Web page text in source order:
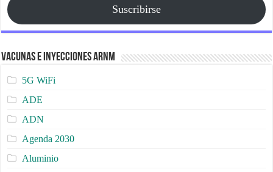
Suscribirse
Vacunas e Inyecciones ARNm
5G WiFi
ADE
ADN
Agenda 2030
Aluminio